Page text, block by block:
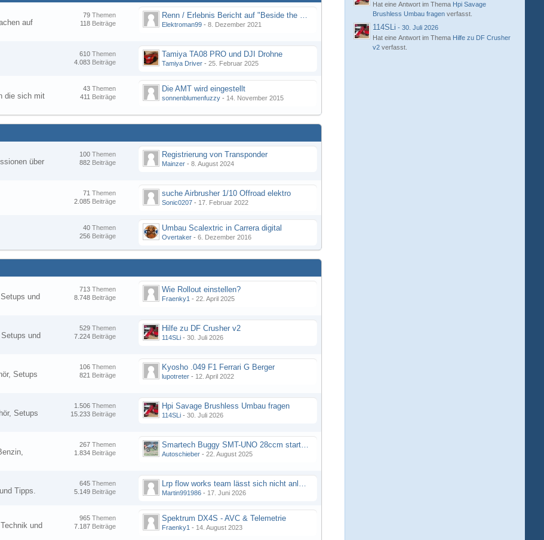
auf
Themen
79
Beiträge
118
Renn / Erlebnis Bericht auf "Beside the Race"
Elektroman99 - 8. Dezember 2021
Themen
610
Beiträge
4.083
Tamiya TA08 PRO und DJI Drohne
Tamiya Driver - 25. Februar 2025
die sich mit
Themen
43
Beiträge
411
Die AMT wird eingestellt
sonnenblumenfuzzy - 14. November 2015
über
Themen
100
Beiträge
882
Registrierung von Transponder
Mainzer - 8. August 2024
Themen
71
Beiträge
2.085
suche Airbrusher 1/10 Offroad elektro
Sonic0207 - 17. Februar 2022
Themen
40
Beiträge
256
Umbau Scalextric in Carrera digital
Overtaker - 6. Dezember 2016
und
Themen
713
Beiträge
8.748
Wie Rollout einstellen?
Fraenky1 - 22. April 2025
und
Themen
529
Beiträge
7.224
Hilfe zu DF Crusher v2
114SLi - 30. Juli 2026
Setups
Themen
106
Beiträge
821
Kyosho .049 F1 Ferrari G Berger
lupotreter - 12. April 2022
Setups
Themen
1.506
Beiträge
15.233
Hpi Savage Brushless Umbau fragen
114SLi - 30. Juli 2026
Themen
267
Beiträge
1.834
Smartech Buggy SMT-UNO 28ccm startet nicht
Autoschieber - 22. August 2025
Tipps.
Themen
645
Beiträge
5.149
Lrp flow works team lässt sich nicht anlernen
Martin991986 - 17. Juni 2026
und
Themen
965
Beiträge
7.187
Spektrum DX4S - AVC & Telemetrie
Fraenky1 - 14. August 2023
Hat eine Antwort im Thema Hpi Savage
Brushless Umbau fragen verfasst.
114SLi - 30. Juli 2026
Hat eine Antwort im Thema Hilfe zu DF Crusher
v2 verfasst.